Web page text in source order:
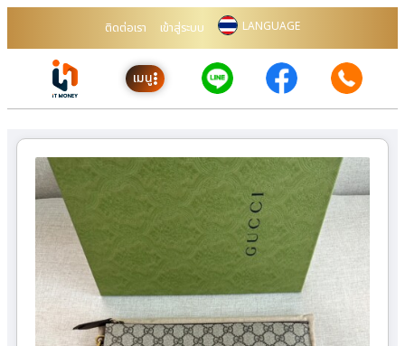
ติดต่อเรา เข้าสู่ระบบ LANGUAGE
เมนู